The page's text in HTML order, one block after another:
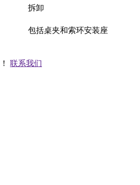
拆卸
包括桌夹和索环安装座
联系我们